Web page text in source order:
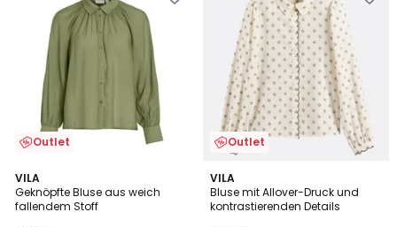
Outlet
VILA
Geknöpfte Bluse aus weich
fallendem Stoff
3,7
/ 5
Outlet
VILA
Bluse mit Allover-Druck und
kontrastierenden Details
1,5
/
5